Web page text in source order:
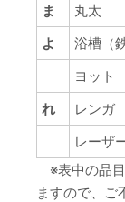
ま
丸太
よ
浴槽（
ヨット
れ
レンガ
レーザ
※表中の品
ますので、ご